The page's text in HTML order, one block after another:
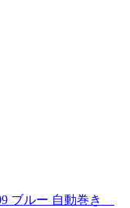
ブルー 自動巻き